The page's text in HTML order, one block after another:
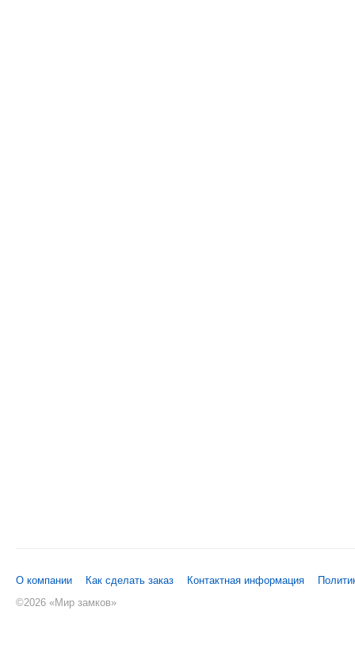
О компании Как сделать заказ Контактная информация
©2026 «Мир замков»